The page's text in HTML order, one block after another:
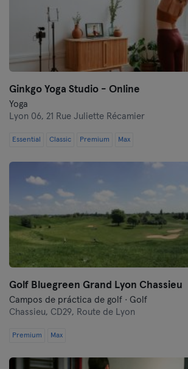
Ginkgo Yoga Studio - Online
Yoga
Lyon 06, 21 Rue Juliette Récamier
Essential Classic Premium Max
Golf Bluegreen Grand Lyon Chassieu
Campos de práctica de golf · Golf
Chassieu, CD29, Route de Lyon
Premium Max